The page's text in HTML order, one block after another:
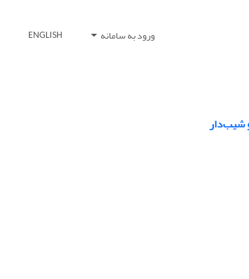
ورود به سامانه ENGLISH
شیب‌دار